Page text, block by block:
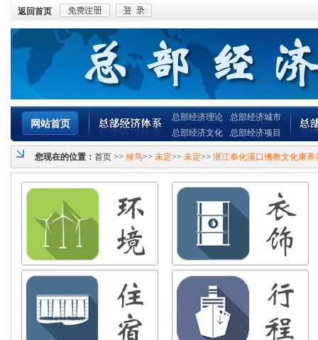
返回首页
网站首页
总部经济理论
总部经济文化
总部经济城市
总部经济项目
您现在的位置： 首页 >> 候鸟>> 未定>> 未定>> 浙江奉化溪口佛教文化康养